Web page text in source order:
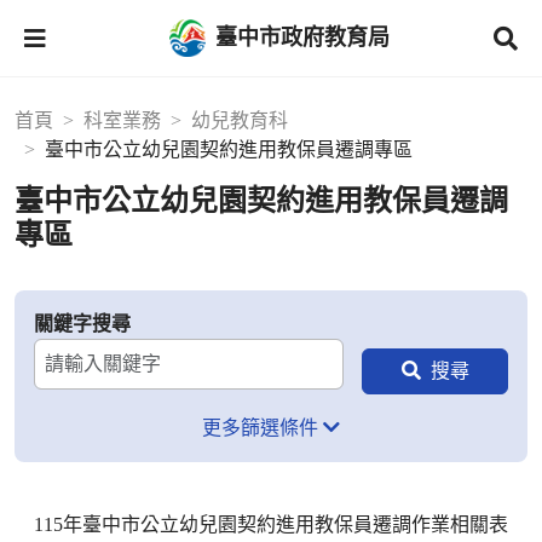
臺中市政府教育局
首頁 科室業務
幼兒教育科
臺中市公立幼兒園契約進用教保員遷調專區
臺中市公立幼兒園契約進用教保員遷調
專區
關鍵字搜尋
更多篩選條件
115年臺中市公立幼兒園契約進用教保員遷調作業相關表